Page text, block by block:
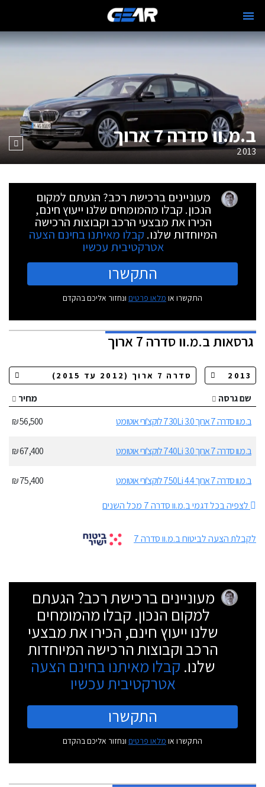
ב.מ.וו סדרה 7 ארוך
2013
מעוניינים ברכישת רכב? הגעתם למקום
הנכון. קבלו מהמומחים שלנו ייעוץ חינם,
הכירו את מבצעי הרכב וקבוצות הרכישה
המיוחדות שלנו. קבלו מאיתנו בחינם הצעה
אטרקטיבית עכשיו
התקשרו
התקשרו או מלאו פרטים ונחזור אליכם בהקדם
גרסאותב.מ.וו סדרה 7 ארוך
שם גרסה
מחיר
ב.מ.וו סדרה 7 ארוך 3.0 730Li לוקצ'ורי אוטומט
56,500 ₪
ב.מ.וו סדרה 7 ארוך 3.0 740Li לוקצ'ורי אוטומט 67,400 ₪
ב.מ.וו סדרה 7 ארוך 4.4 750Li לוקצ'ורי אוטומט
75,400 ₪
לצפיה בכל דגמי ב.מ.וו סדרה 7 מכל השנים
לקבלת הצעה לביטוח ב.מ.וו סדרה 7
מעוניינים ברכישת רכב? הגעתם
למקום הנכון. קבלו מהמומחים
שלנו ייעוץ חינם, הכירו את מבצעי
הרכב וקבוצות הרכישה המיוחדות
שלנו. קבלו מאיתנו בחינם הצעה
אטרקטיבית עכשיו
התקשרו
התקשרו או מלאו פרטים ונחזור אליכם בהקדם